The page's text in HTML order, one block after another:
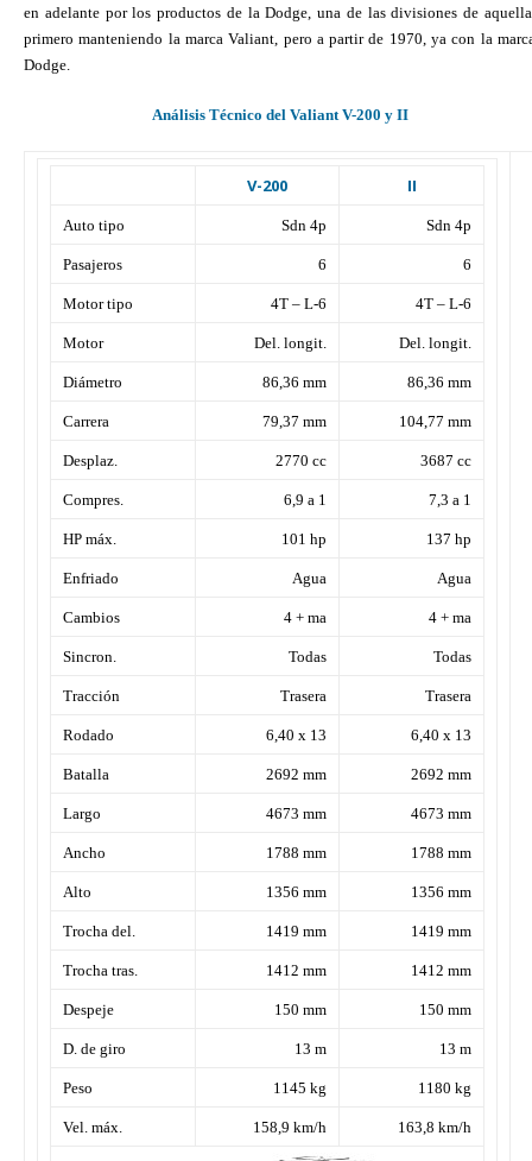
en adelante por los productos de la Dodge, una de las divisiones de
primero manteniendo la marca Valiant, pero a partir de 1970, ya con la
Dodge.
Análisis Técnico del Valiant V-200 y II
V-200 II
Auto tipo Sdn 4p Sdn 4p
Pasajeros 6 6
Motor tipo 4T – L-6 4T – L-6
Motor Del. longit. Del. longit.
Diámetro 86,36 mm 86,36 mm
Carrera 79,37 mm 104,77 mm
Desplaz. 2770 cc 3687 cc
Compres. 6,9 a 1 7,3 a 1
HP máx. 101 hp 137 hp
Enfriado Agua Agua
Cambios 4 + ma 4 + ma
Sincron. Todas Todas
Tracción Trasera Trasera
Rodado 6,40 x 13 6,40 x 13
Batalla 2692 mm 2692 mm
Largo 4673 mm 4673 mm
Ancho 1788 mm 1788 mm
Alto 1356 mm 1356 mm
Trocha del. 1419 mm 1419 mm
Trocha tras. 1412 mm 1412 mm
Despeje 150 mm 150 mm
D. de giro 13 m 13 m
Peso 1145 kg 1180 kg
Vel. máx. 158,9 km/h 163,8 km/h